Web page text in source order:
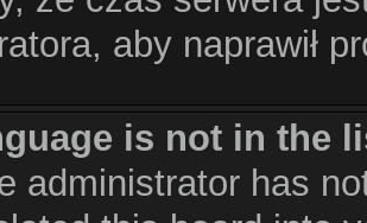
aby naprawił
is not in the
administrator has